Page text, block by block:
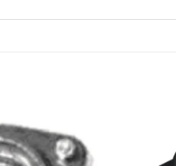
Añadir
a la
lista
de